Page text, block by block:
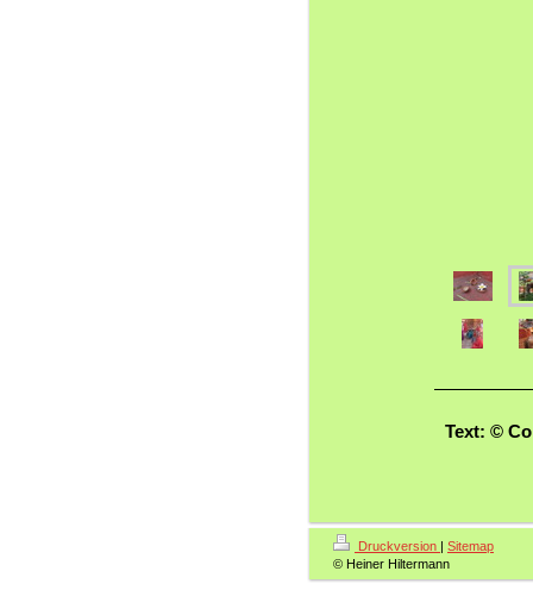
Text: ©
Druckversion | Sitemap
© Heiner Hiltermann